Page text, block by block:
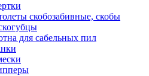
скобозабивные, скобы
для сабельных пил